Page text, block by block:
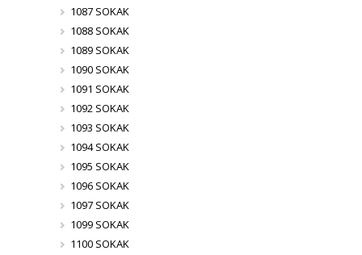
1087 SOKAK
1088 SOKAK
1089 SOKAK
1090 SOKAK
1091 SOKAK
1092 SOKAK
1093 SOKAK
1094 SOKAK
1095 SOKAK
1096 SOKAK
1097 SOKAK
1099 SOKAK
1100 SOKAK